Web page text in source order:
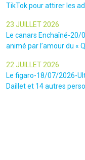
TikTok pour attirer les
23 JUILLET 2026
Le canars Enchaîné-
animé par l’amour du «
22 JUILLET 2026
Le figaro-18/07/2026-
Daillet et 14 autres